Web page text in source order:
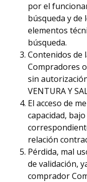
por el
búsqueda y
elementos
búsqueda.
Contenidos de
Compradores
sin autorización
VENTURA Y
El acceso de
capacidad,
relación
Pérdida, mal
de validación,
comprador